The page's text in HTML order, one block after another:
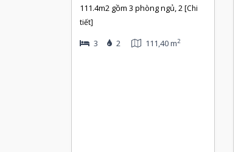
111.4m2 gồm 3 phòng ngủ, 2[Chi
tiết]
3 2 111,40 m2